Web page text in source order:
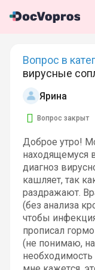
Вопрос в
вирусные
Ярина
Вопрос закрыт
Доброе утро!
находящемуся
диагноз
кашляет, так
раздражают.
(без анализа
чтобы
прописал
(не понимаю,
необходимость